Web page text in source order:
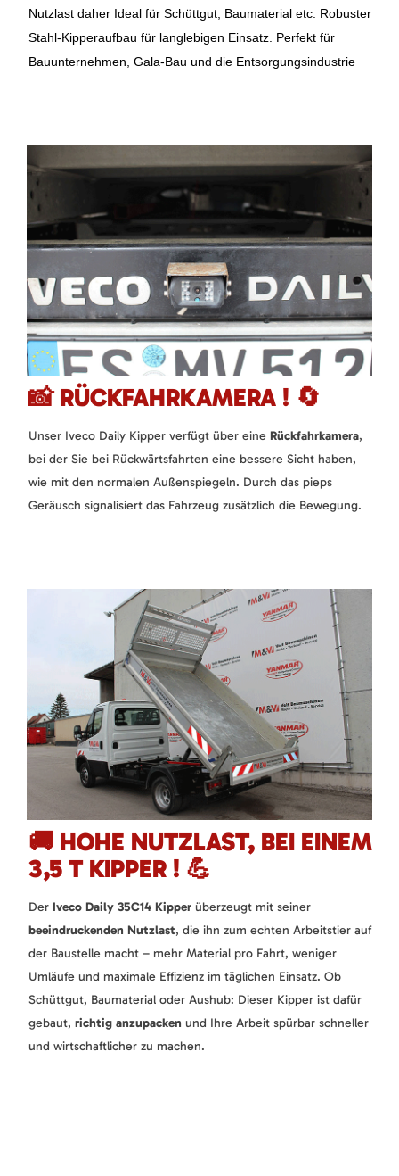
Nutzlast daher Ideal für Schüttgut, Baumaterial etc. Robuster
Stahl-Kipperaufbau für langlebigen Einsatz. Perfekt für
Bauunternehmen, Gala-Bau und die Entsorgungsindustrie
📸 RÜCKFAHRKAMERA ! 🔄
Unser Iveco Daily Kipper verfügt über eine Rückfahrkamera,
bei der Sie bei Rückwärtsfahrten eine bessere Sicht haben,
wie mit den normalen Außenspiegeln. Durch das pieps
Geräusch signalisiert das Fahrzeug zusätzlich die Bewegung.
🚚 HOHE NUTZLAST, BEI EINEM
3,5 T KIPPER ! 💪
Der Iveco Daily 35C14 Kipper überzeugt mit seiner
beeindruckenden Nutzlast, die ihn zum echten Arbeitstier auf
der Baustelle macht – mehr Material pro Fahrt, weniger
Umläufe und maximale Effizienz im täglichen Einsatz. Ob
Schüttgut, Baumaterial oder Aushub: Dieser Kipper ist dafür
gebaut, richtig anzupacken und Ihre Arbeit spürbar schneller
und wirtschaftlicher zu machen.